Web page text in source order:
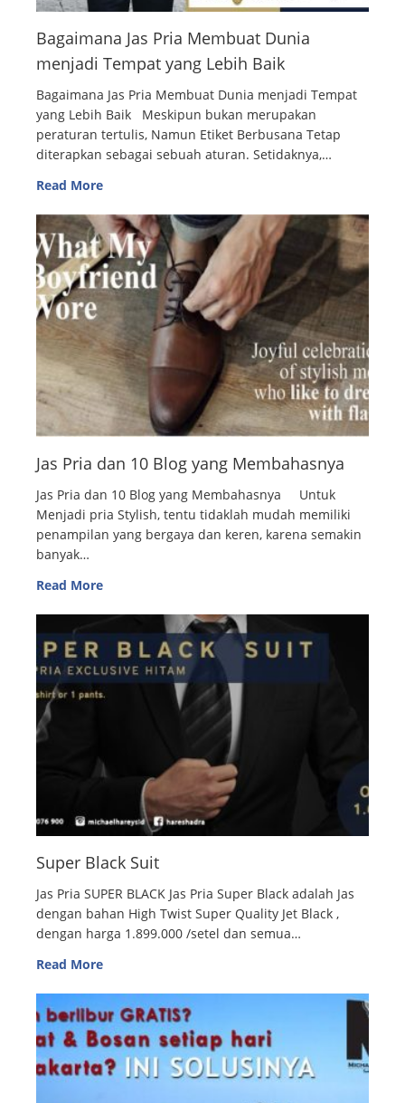
Bagaimana Jas Pria Membuat Dunia
menjadi Tempat yang Lebih Baik
Bagaimana Jas Pria Membuat Dunia menjadi Tempat
yang Lebih Baik Meskipun bukan merupakan
peraturan tertulis, Namun Etiket Berbusana Tetap
diterapkan sebagai sebuah aturan. Setidaknya,…
Read More
Jas Pria dan 10 Blog yang Membahasnya
Jas Pria dan 10 Blog yang Membahasnya Untuk
Menjadi pria Stylish, tentu tidaklah mudah memiliki
penampilan yang bergaya dan keren, karena semakin
banyak…
Read More
Super Black Suit
Jas Pria SUPER BLACK Jas Pria Super Black adalah Jas
dengan bahan High Twist Super Quality Jet Black ,
dengan harga 1.899.000 /setel dan semua…
Read More